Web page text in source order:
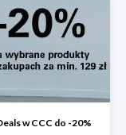
w CCC do -20%